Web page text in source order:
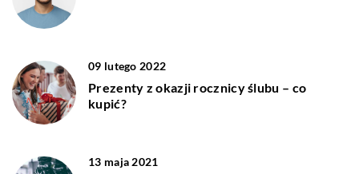
09 lutego 2022
Prezenty z okazji rocznicy ślubu – co
kupić?
13 maja 2021